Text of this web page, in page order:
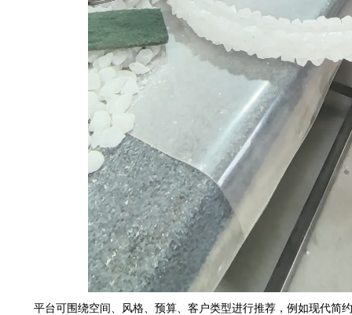
平台可围绕空间、风格、预算、客户类型进行推荐，例如现代简